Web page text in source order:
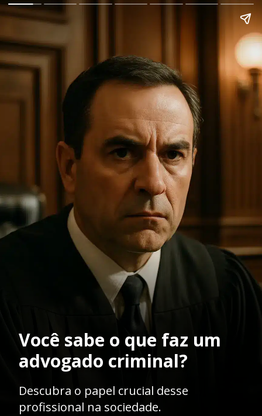
Você sabe o que faz um
advogado criminal?
Descubra o papel crucial desse
profissional na sociedade.